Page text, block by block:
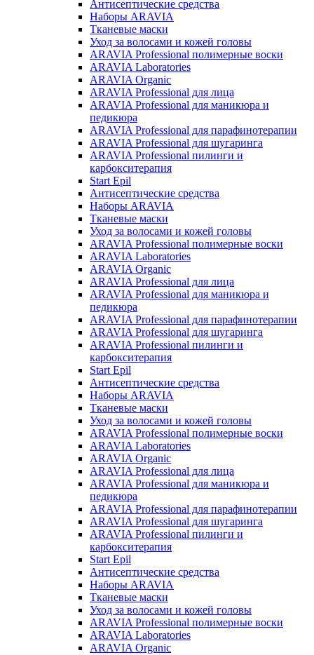
Антисептические средства
Наборы ARAVIA
Тканевые маски
Уход за волосами и кожей головы
ARAVIA Professional полимерные воски
ARAVIA Laboratories
ARAVIA Organic
ARAVIA Professional для лица
ARAVIA Professional для маникюра и
педикюра
ARAVIA Professional для парафинотерапии
ARAVIA Professional для шугаринга
ARAVIA Professional пилинги и
карбокситерапия
Start Epil
Антисептические средства
Наборы ARAVIA
Тканевые маски
Уход за волосами и кожей головы
ARAVIA Professional полимерные воски
ARAVIA Laboratories
ARAVIA Organic
ARAVIA Professional для лица
ARAVIA Professional для маникюра и
педикюра
ARAVIA Professional для парафинотерапии
ARAVIA Professional для шугаринга
ARAVIA Professional пилинги и
карбокситерапия
Start Epil
Антисептические средства
Наборы ARAVIA
Тканевые маски
Уход за волосами и кожей головы
ARAVIA Professional полимерные воски
ARAVIA Laboratories
ARAVIA Organic
ARAVIA Professional для лица
ARAVIA Professional для маникюра и
педикюра
ARAVIA Professional для парафинотерапии
ARAVIA Professional для шугаринга
ARAVIA Professional пилинги и
карбокситерапия
Start Epil
Антисептические средства
Наборы ARAVIA
Тканевые маски
Уход за волосами и кожей головы
ARAVIA Professional полимерные воски
ARAVIA Laboratories
ARAVIA Organic